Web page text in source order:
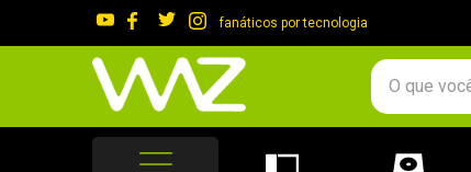
fanáticos por tecnologia
O que você procura?